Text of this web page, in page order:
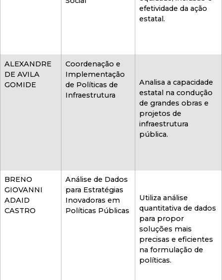
efetividade da ação
estatal.
ALEXANDRE
DE AVILA
GOMIDE
Coordenação e
Implementação
de Políticas de
Infraestrutura
Analisa a capacidade
estatal na condução
de grandes obras e
projetos de
infraestrutura
pública.
BRENO
GIOVANNI
ADAID
CASTRO
Análise de Dados
para Estratégias
Inovadoras em
Políticas Públicas
Utiliza análise
quantitativa de dados
para propor
soluções mais
precisas e eficientes
na formulação de
políticas.